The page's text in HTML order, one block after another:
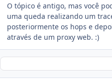
O tópico é antigo, mas você
uma queda realizando um
posteriormente os hops e
através de um proxy web. :)